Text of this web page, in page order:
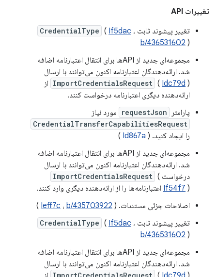
تغییرات API
تغییر پیشوند ثابت
CredentialType ( If5dac ،
b/436531602 )
مجموعه‌ای جدید از APIها برای انتقال اعتبارنامه اضافه
شد. ارائه‌دهندگان اعتبارنامه اکنون می‌توانند با ارسال
ImportCredentialsRequest ( Idc79d
) از
ارائه‌دهنده دیگری اعتبارنامه درخواست کنند.
پارامتر
requestJson مورد نیاز
CredentialTransferCapabilitiesRequest
را ایجاد کنید. ( Id867a
)
مجموعه‌ای جدید از APIها برای انتقال اعتبارنامه اضافه
شد. ارائه‌دهندگان اعتبارنامه اکنون می‌توانند با ارسال
درخواست
ImportCredentialsRequest (
If54f7 ) اعتبارنامه‌ها را از ارائه‌دهنده دیگری وارد کنند.
اصلاحات جزئی مستندات. (
Ieff7c ، b/435703922
)
تغییر پیشوند ثابت
CredentialType ( If5dac ،
b/436531602 )
مجموعه‌ای جدید از APIها برای انتقال اعتبارنامه اضافه
شد. ارائه‌دهندگان اعتبارنامه اکنون می‌توانند با ارسال